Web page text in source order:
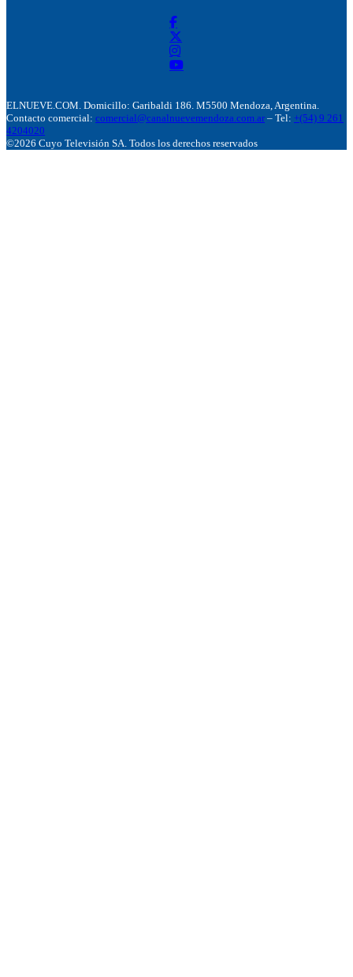
ELNUEVE.COM. Domicillo: Garibaldi 186. M5500 Mendoza, Argentina.
Contacto comercial: comercial@canalnuevemendoza.com.ar – Tel: +(54) 9 261
4204020
©2026 Cuyo Televisión SA. Todos los derechos reservados